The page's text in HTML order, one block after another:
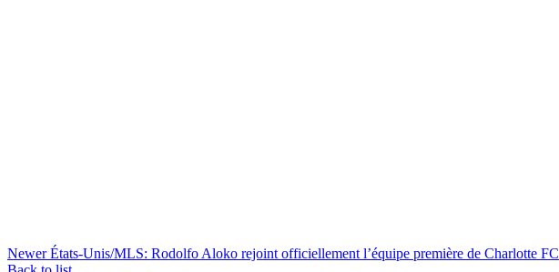
Newer États-Unis/MLS: Rodolfo Aloko rejoint officiellement l’équipe première de Charlotte FC